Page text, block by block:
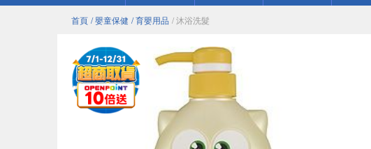
首頁 / 嬰童保健 / 育嬰用品 / 沐浴洗髮